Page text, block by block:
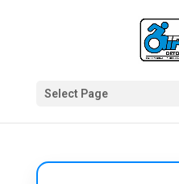
Select Page